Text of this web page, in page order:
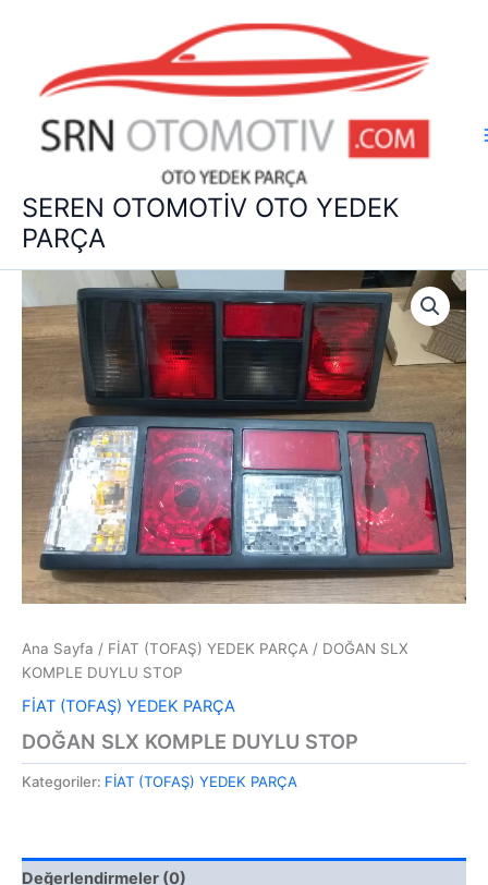
SEREN OTOMOTİV OTO YEDEK
PARÇA
Ana Sayfa / FİAT (TOFAŞ) YEDEK PARÇA / DOĞAN SLX
KOMPLE DUYLU STOP
FİAT (TOFAŞ) YEDEK PARÇA
DOĞAN SLX KOMPLE DUYLU STOP
Kategoriler: FİAT (TOFAŞ) YEDEK PARÇA
Değerlendirmeler (0)